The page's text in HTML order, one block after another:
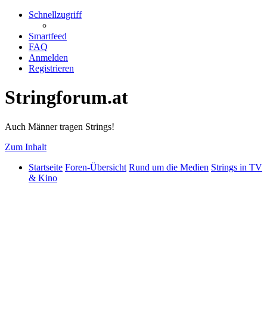
Schnellzugriff
Smartfeed
FAQ
Anmelden
Registrieren
Stringforum.at
Auch Männer tragen Strings!
Zum Inhalt
Startseite Foren-Übersicht Rund um die Medien Strings in TV
& Kino